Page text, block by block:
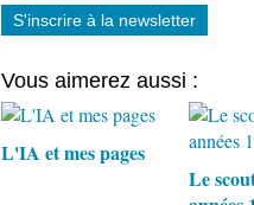
S'inscrire à la newsletter
Vous aimerez aussi :
L'IA et mes pages
Le